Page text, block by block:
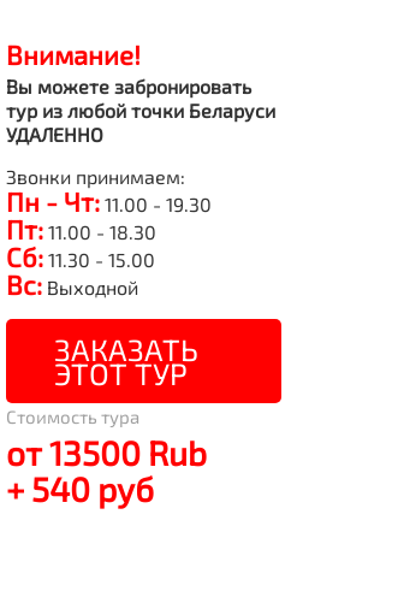
Внимание!
Вы можете забронировать
тур из любой точки Беларуси
УДАЛЕННО
Звонки принимаем:
Пн - Чт:11.00 - 19.30
Пт:11.00 - 18.30
Сб:11.30 - 15.00
Вс:Выходной
ЗАКАЗАТЬ
ЭТОТ ТУР
Стоимость тура
от 13500 Rub
+ 540 руб